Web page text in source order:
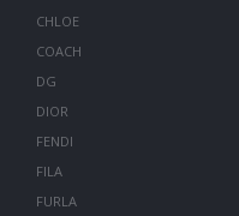
CHLOE
COACH
DG
DIOR
FENDI
FILA
FURLA